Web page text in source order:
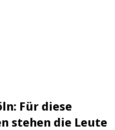
Für diese
stehen die Leute